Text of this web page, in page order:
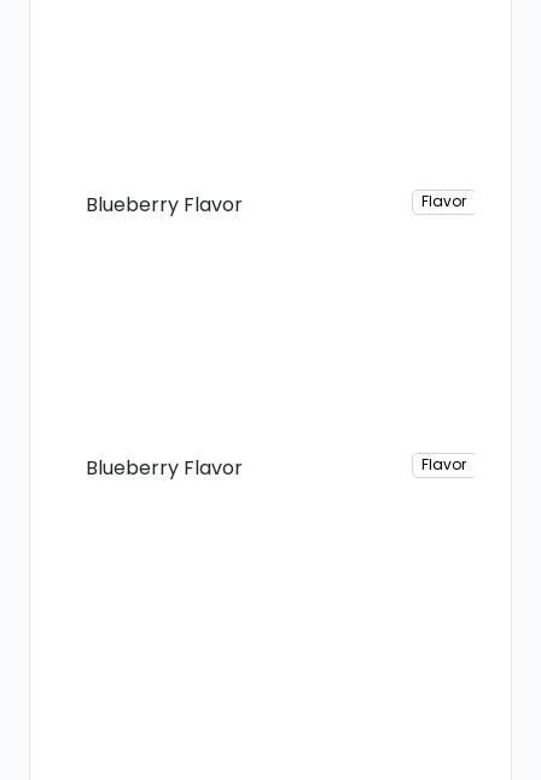
Blueberry Flavor Flavor
Blueberry Flavor Flavor